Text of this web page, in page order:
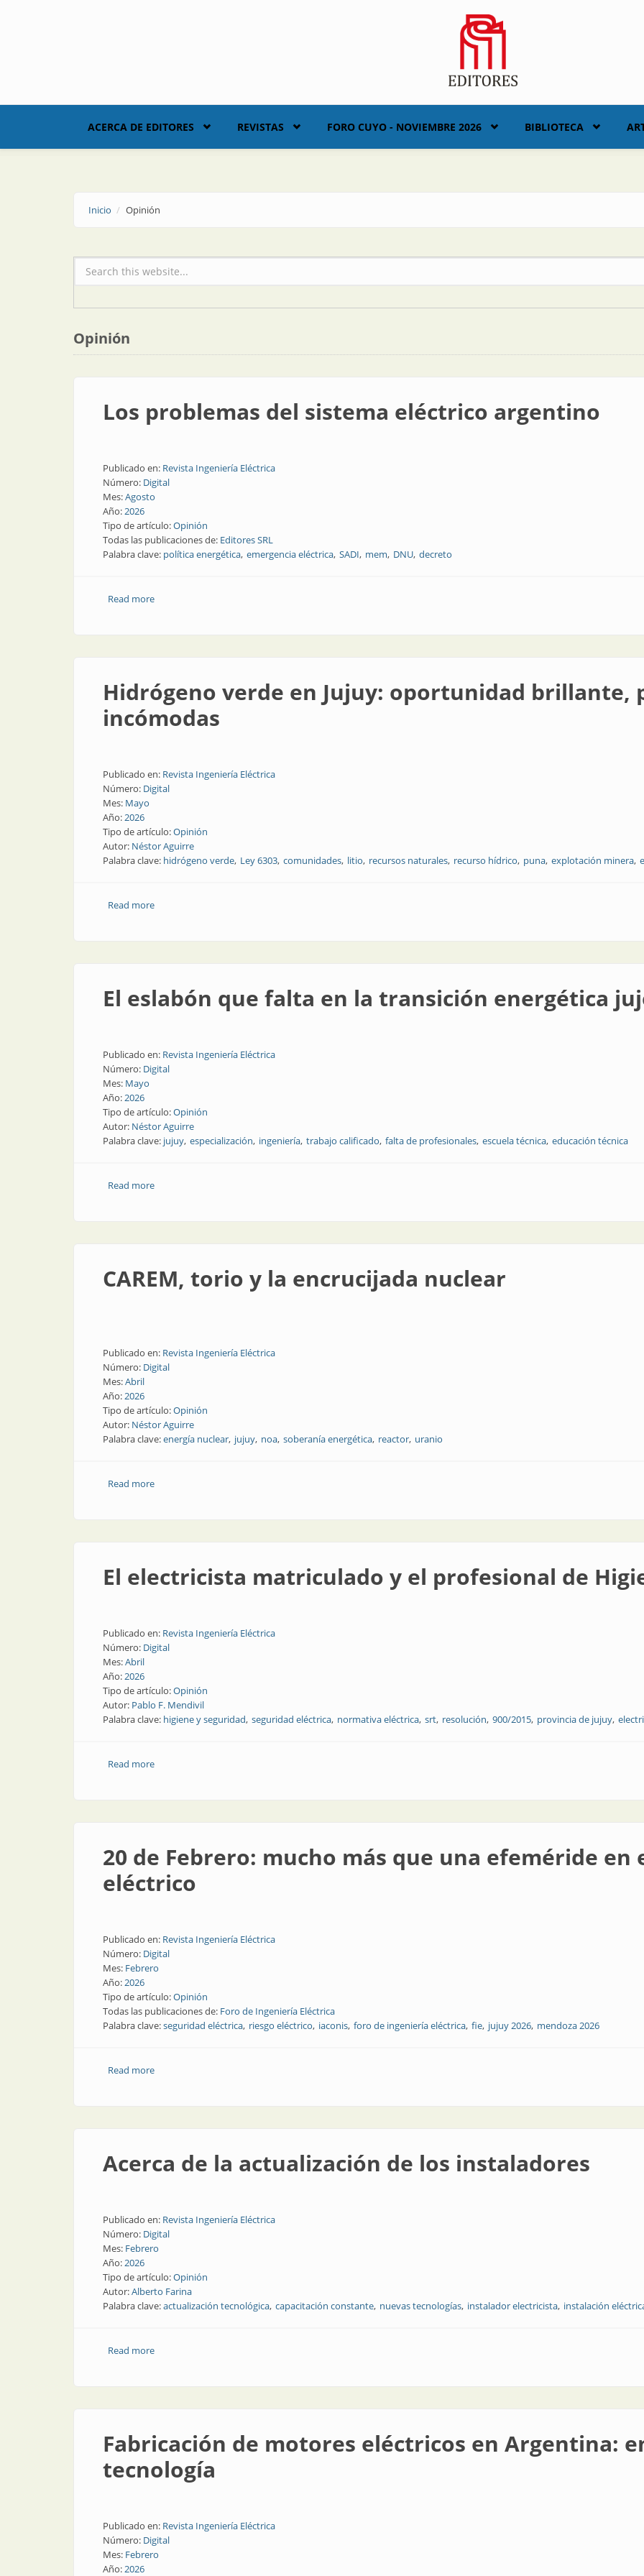
ACERCA DE EDITORES REVISTAS FORO CUYO - NOVIEMBRE 2026 BIBLIOTECA
Inicio Opinión
Formulario de búsqueda
Opinión
Los problemas del sistema eléctrico argentino
Publicado en: Revista Ingeniería Eléctrica
Número: Digital
Mes:Agosto
Año:2026
Tipo de artículo:Opinión
Todas las publicaciones de: Editores SRL
Palabra clave: política energética emergencia eléctrica SADI mem DNU decreto
Read moreabout Los problemas del sistema eléctrico argentino
Hidrógeno verde en Jujuy: oportunidad brillante,
incómodas
Publicado en: Revista Ingeniería Eléctrica
Número: Digital
Mes: Mayo
Año:2026
Tipo de artículo:Opinión
Autor: Néstor Aguirre
Palabra clave: hidrógeno verde Ley 6303 comunidades litio recursos naturales recurso hídrico puna explotación minera
Read moreabout Hidrógeno verde en Jujuy: oportunidad brillante, preguntas incómodas
El eslabón que falta en la transición energética
Publicado en: Revista Ingeniería Eléctrica
Número: Digital
Mes: Mayo
Año:2026
Tipo de artículo:Opinión
Autor: Néstor Aguirre
Palabra clave: jujuy especialización ingeniería trabajo calificado falta de profesionales escuela técnica educación técnica
Read moreabout El eslabón que falta en la transición energética jujeña
CAREM, torio y la encrucijada nuclear
Publicado en: Revista Ingeniería Eléctrica
Número: Digital
Mes:Abril
Año:2026
Tipo de artículo:Opinión
Autor: Néstor Aguirre
Palabra clave:energía nuclear jujuy noa soberanía energética reactor uranio
Read moreabout CAREM, torio y la encrucijada nuclear
El electricista matriculado y el profesional de
Publicado en: Revista Ingeniería Eléctrica
Número: Digital
Mes:Abril
Año:2026
Tipo de artículo:Opinión
Autor: Pablo F. Mendivil
Palabra clave: higiene y seguridad seguridad eléctrica normativa eléctrica srt resolución 900/2015 provincia de jujuy
Read moreabout El electricista matriculado y el profesional de Higiene y Seguridad
20 de Febrero: mucho más que una efeméride en
eléctrico
Publicado en: Revista Ingeniería Eléctrica
Número: Digital
Mes: Febrero
Año:2026
Tipo de artículo:Opinión
Todas las publicaciones de: Foro de Ingeniería Eléctrica
Palabra clave:seguridad eléctrica riesgo eléctrico iaconis foro de ingeniería eléctrica fie jujuy 2026 mendoza 2026
Read moreabout 20 de Febrero: mucho más que una efeméride en el calendario eléctrico
Acerca de la actualización de los instaladores
Publicado en: Revista Ingeniería Eléctrica
Número: Digital
Mes: Febrero
Año:2026
Tipo de artículo:Opinión
Autor:Alberto Farina
Palabra clave:actualización tecnológica capacitación constante nuevas tecnologías instalador electricista instalación
Read moreabout Acerca de la actualización de los instaladores
Fabricación de motores eléctricos en Argentina:
tecnología
Publicado en: Revista Ingeniería Eléctrica
Número: Digital
Mes: Febrero
Año:2026